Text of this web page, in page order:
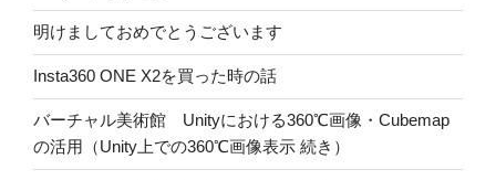
明けましておめでとうございます
Insta360 ONE X2を買った時の話
バーチャル美術館 Unityにおける360℃画像・Cubemap
の活用（Unity上での360℃画像表示 続き）